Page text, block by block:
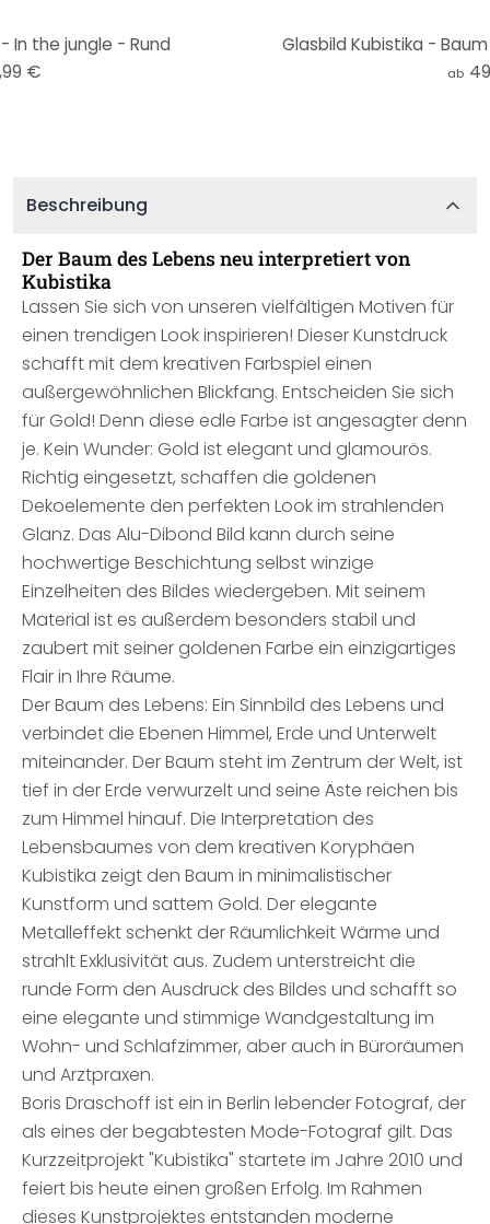
In the jungle - Rund
€
Glasbild Kubistika -
ab
Beschreibung
Der Baum des Lebens neu interpretiert von
Kubistika
Lassen Sie sich von unseren vielfältigen Motiven für
einen trendigen Look inspirieren! Dieser Kunstdruck
schafft mit dem kreativen Farbspiel einen
außergewöhnlichen Blickfang. Entscheiden Sie sich
für Gold! Denn diese edle Farbe ist angesagter denn
je. Kein Wunder: Gold ist elegant und glamourös.
Richtig eingesetzt, schaffen die goldenen
Dekoelemente den perfekten Look im strahlenden
Glanz. Das Alu-Dibond Bild kann durch seine
hochwertige Beschichtung selbst winzige
Einzelheiten des Bildes wiedergeben. Mit seinem
Material ist es außerdem besonders stabil und
zaubert mit seiner goldenen Farbe ein einzigartiges
Flair in Ihre Räume.
Der Baum des Lebens: Ein Sinnbild des Lebens und
verbindet die Ebenen Himmel, Erde und Unterwelt
miteinander. Der Baum steht im Zentrum der Welt, ist
tief in der Erde verwurzelt und seine Äste reichen bis
zum Himmel hinauf. Die Interpretation des
Lebensbaumes von dem kreativen Koryphäen
Kubistika zeigt den Baum in minimalistischer
Kunstform und sattem Gold. Der elegante
Metalleffekt schenkt der Räumlichkeit Wärme und
strahlt Exklusivität aus. Zudem unterstreicht die
runde Form den Ausdruck des Bildes und schafft so
eine elegante und stimmige Wandgestaltung im
Wohn- und Schlafzimmer, aber auch in Büroräumen
und Arztpraxen.
Boris Draschoff ist ein in Berlin lebender Fotograf, der
als eines der begabtesten Mode-Fotograf gilt. Das
Kurzzeitprojekt "Kubistika" startete im Jahre 2010 und
feiert bis heute einen großen Erfolg. Im Rahmen
dieses Kunstprojektes entstanden moderne